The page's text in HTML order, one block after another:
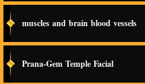
muscles and brain blood vessels
Prana-Gem Temple Facial